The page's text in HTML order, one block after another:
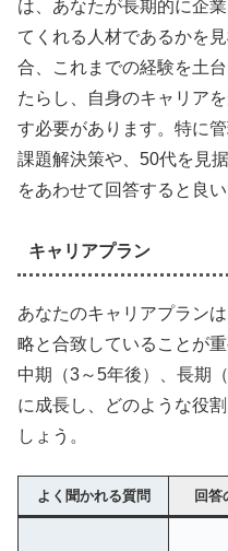
は、あなたが長期的に企
てくれる人材であるかを
合、これまでの経験を土
たらし、自身のキャリア
す必要があります。特に
課題解決策や、50代を見
をあわせて回答すると良い
キャリアプラン
あなたのキャリアプラン
略と合致していることが
中期（3～5年後）、長期
に成長し、どのような役
しょう。
よく聞かれる質問 回答